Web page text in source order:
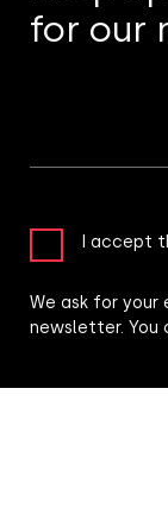
for our
I accept
We ask for your
newsletter. You